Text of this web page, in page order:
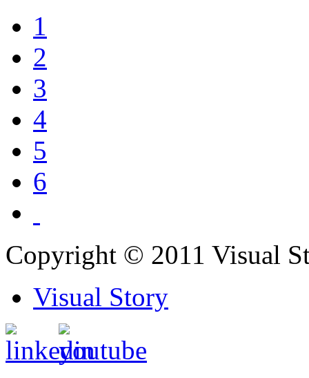
1
2
3
4
5
6
Copyright © 2011 Visual
Visual Story